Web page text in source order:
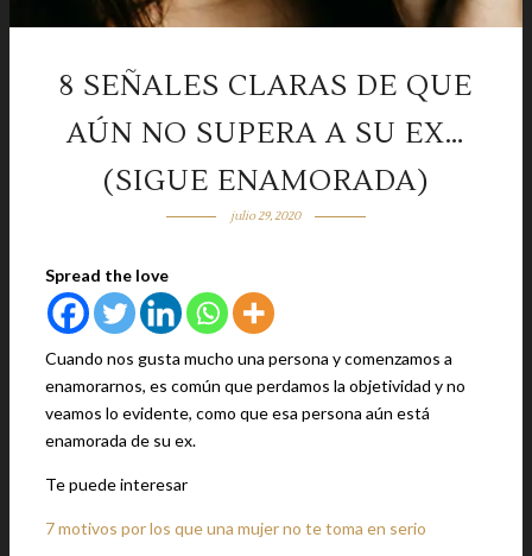
8 SEÑALES CLARAS DE QUE
AÚN NO SUPERA A SU EX…
(SIGUE ENAMORADA)
julio 29, 2020
Spread the love
Cuando nos gusta mucho una persona y comenzamos a
enamorarnos, es común que perdamos la objetividad y no
veamos lo evidente, como que esa persona aún está
enamorada de su ex.
Te puede interesar
7 motivos por los que una mujer no te toma en serio